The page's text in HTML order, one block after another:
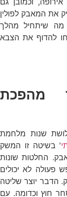
את המאבק לפולין
מה שיתחיל מהלך
להדוף את הצבא
מהפכת
שנות מלחמת
' בשיטה זו המשק
החלטות שונות
פעולה לא יכולים
הדבר יוצר שליטה
חוץ וכדומה. עם